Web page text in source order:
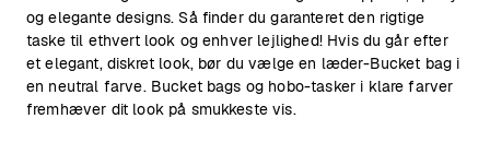
og elegante designs. Så finder du garanteret den rigtige
taske til ethvert look og enhver lejlighed! Hvis du går efter
et elegant, diskret look, bør du vælge en læder-Bucket bag i
en neutral farve. Bucket bags og hobo-tasker i klare farver
fremhæver dit look på smukkeste vis.